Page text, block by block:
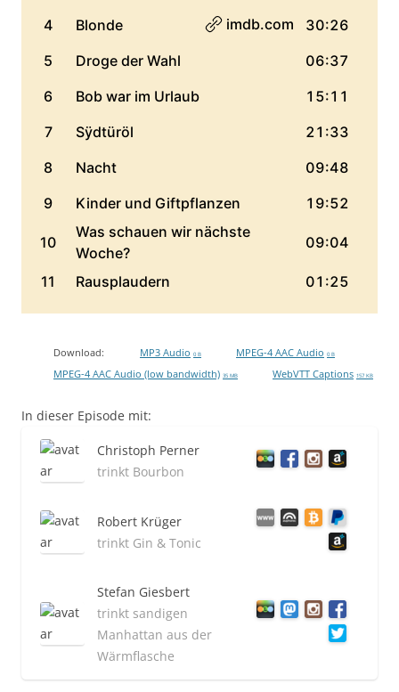
Download: MP3 Audio 0 B MPEG-4 AAC Audio 0 B
MPEG-4 AAC Audio (low bandwidth) 35 MB WebVTT Captions 157 KB
In dieser Episode mit:
Christoph Perner
trinkt Bourbon
Robert Krüger
trinkt Gin & Tonic
Stefan Giesbert
trinkt sandigen
Manhattan aus der
Wärmflasche